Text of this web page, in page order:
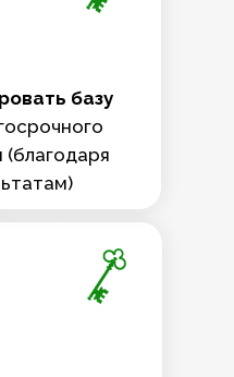
базу
(благодаря